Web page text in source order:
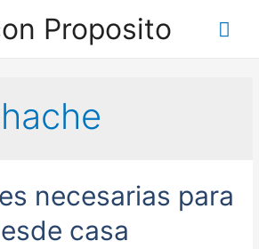
Proposito
necesarias para
casa